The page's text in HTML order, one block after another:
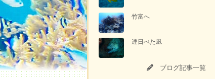
竹富へ
連日べた凪
ブログ記事一覧